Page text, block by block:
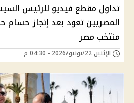
تداول مقطع فيديو للرئيس
المصريين تعود بعد إنجاز حسام
منتخب مصر
الإثنين 22/يونيو/2026 - 04:30 م